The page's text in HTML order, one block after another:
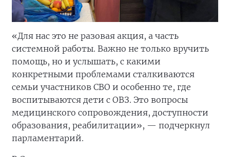
«Для нас это не разовая акция, а часть
системной работы. Важно не только вручить
помощь, но и услышать, с какими
конкретными проблемами сталкиваются
семьи участников СВО и особенно те, где
воспитываются дети с ОВЗ. Это вопросы
медицинского сопровождения, доступности
образования, реабилитации», — подчеркнул
парламентарий.